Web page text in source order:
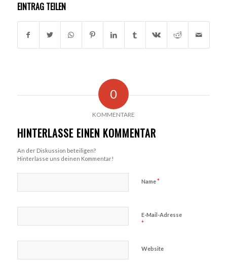
EINTRAG TEILEN
0
KOMMENTARE
HINTERLASSE EINEN KOMMENTAR
An der Diskussion beteiligen?
Hinterlasse uns deinen Kommentar!
Name*
E-Mail-Adresse
*
Website